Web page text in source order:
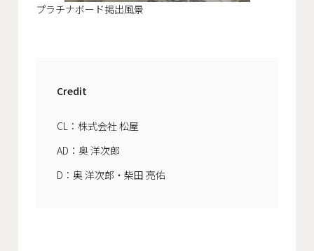
プラチナボード掲出風景
Credit
CL：株式会社 松屋
AD：奥 洋次郎
D：奥 洋次郎・柴田 亮佑